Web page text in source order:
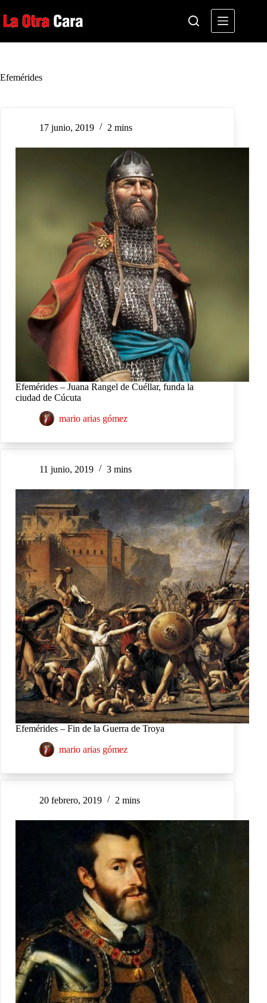
al
contenido
Efemérides
17 junio, 2019 2 mins
Efemérides – Juana Rangel de Cuéllar, funda la
ciudad de Cúcuta
mario arias gómez
11 junio, 2019 3 mins
Efemérides – Fin de la Guerra de Troya
mario arias gómez
20 febrero, 2019 2 mins